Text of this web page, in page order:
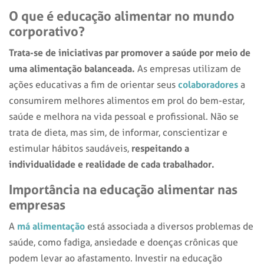
O que é educação alimentar no mundo
corporativo?
Trata-se de iniciativas par promover a saúde por meio de
uma alimentação balanceada. As empresas utilizam de
ações educativas a fim de orientar seus colaboradores a
consumirem melhores alimentos em prol do bem-estar,
saúde e melhora na vida pessoal e profissional. Não se
trata de dieta, mas sim, de informar, conscientizar e
estimular hábitos saudáveis, respeitando a
individualidade e realidade de cada trabalhador.
Importância na educação alimentar nas
empresas
A má alimentação está associada a diversos problemas de
saúde, como fadiga, ansiedade e doenças crônicas que
podem levar ao afastamento. Investir na educação